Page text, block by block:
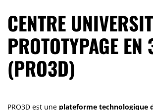
CENTRE
PROTOTYPAGE EN
(PRO3D)
PRO3D est une plateforme technologique